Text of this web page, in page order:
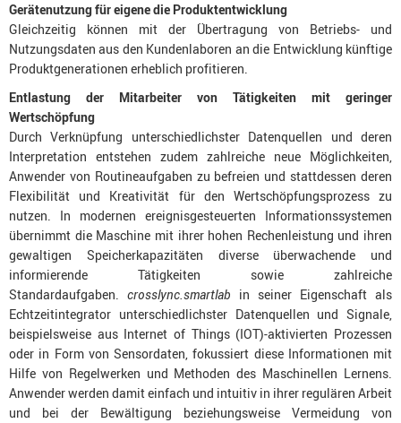
Gerätenutzung für eigene die Produktentwicklung
Gleichzeitig können mit der Übertragung von Betriebs- und
Nutzungsdaten aus den Kundenlaboren an die Entwicklung künftige
Produktgenerationen erheblich profitieren.
Entlastung der Mitarbeiter von Tätigkeiten mit geringer
Wertschöpfung
Durch Verknüpfung unterschiedlichster Datenquellen und deren
Interpretation entstehen zudem zahlreiche neue Möglichkeiten,
Anwender von Routineaufgaben zu befreien und stattdessen deren
Flexibilität und Kreativität für den Wertschöpfungsprozess zu
nutzen. In modernen ereignisgesteuerten Informationssystemen
übernimmt die Maschine mit ihrer hohen Rechenleistung und ihren
gewaltigen Speicherkapazitäten diverse überwachende und
informierende Tätigkeiten sowie zahlreiche
Standardaufgaben. crosslync.smartlab in seiner Eigenschaft als
Echtzeitintegrator unterschiedlichster Datenquellen und Signale,
beispielsweise aus Internet of Things (IOT)-aktivierten Prozessen
oder in Form von Sensordaten, fokussiert diese Informationen mit
Hilfe von Regelwerken und Methoden des Maschinellen Lernens.
Anwender werden damit einfach und intuitiv in ihrer regulären Arbeit
und bei der Bewältigung beziehungsweise Vermeidung von